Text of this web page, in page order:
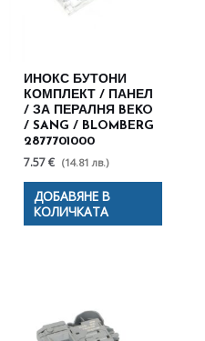
ИНОКС БУТОНИ
КОМПЛЕКТ / ПАНЕЛ
/ ЗА ПЕРАЛНЯ BEKO
/ SANG / BLOMBERG
2877701000
7.57 € (14.81 лв.)
ДОБАВЯНЕ В
КОЛИЧКАТА